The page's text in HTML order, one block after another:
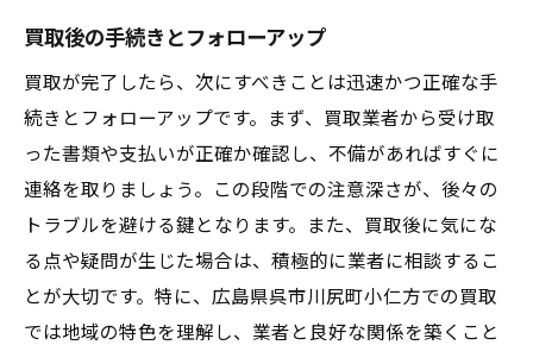
買取後の手続きとフォローアップ
買取が完了したら、次にすべきことは迅速かつ正確な手
続きとフォローアップです。まず、買取業者から受け取
った書類や支払いが正確か確認し、不備があればすぐに
連絡を取りましょう。この段階での注意深さが、後々の
トラブルを避ける鍵となります。また、買取後に気にな
る点や疑問が生じた場合は、積極的に業者に相談するこ
とが大切です。特に、広島県呉市川尻町小仁方での買取
では地域の特色を理解し、業者と良好な関係を築くこと